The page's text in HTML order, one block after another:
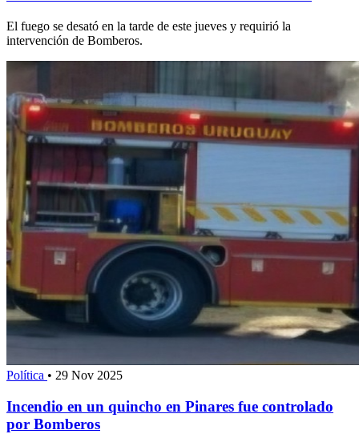
El fuego se desató en la tarde de este jueves y requirió la
intervención de Bomberos.
Política • 29 Nov 2025
Incendio en un quincho en Pinares fue controlado
por Bomberos